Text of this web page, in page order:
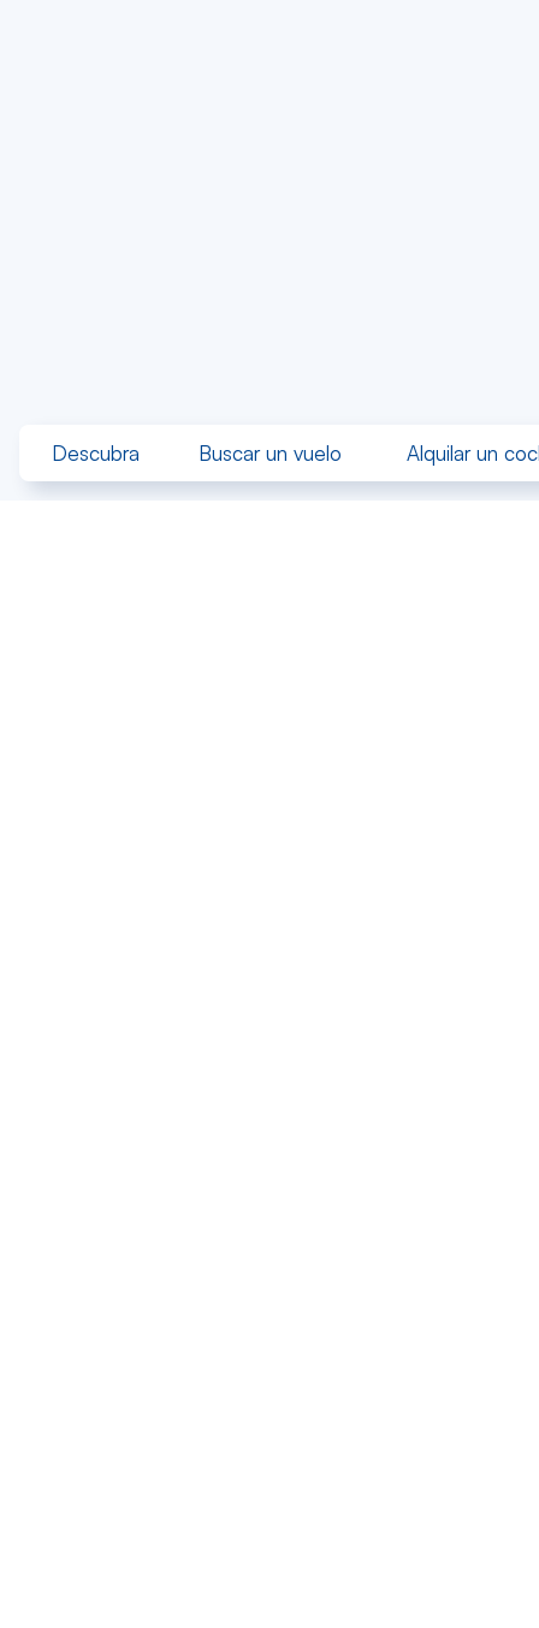
Descubra Buscar un vuelo Alquilar un